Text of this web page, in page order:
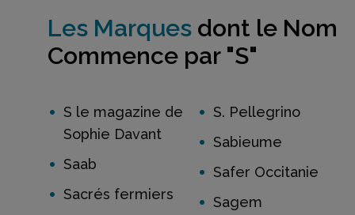
Les Marques dont le Nom
Commence par "S"
S le magazine de
Sophie Davant
Saab
Sacrés fermiers
S. Pellegrino
Sabieume
Safer Occitanie
Sagem